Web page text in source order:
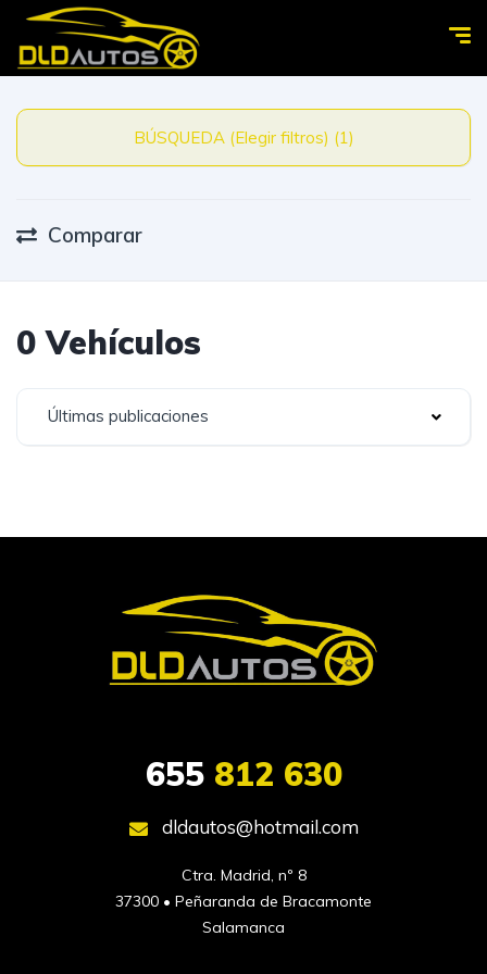
BÚSQUEDA (Elegir filtros) (1)
Comparar
0 Vehículos
Últimas publicaciones
655812 630
dldautos@hotmail.com
Ctra. Madrid, nº 8
37300 • Peñaranda de Bracamonte
Salamanca